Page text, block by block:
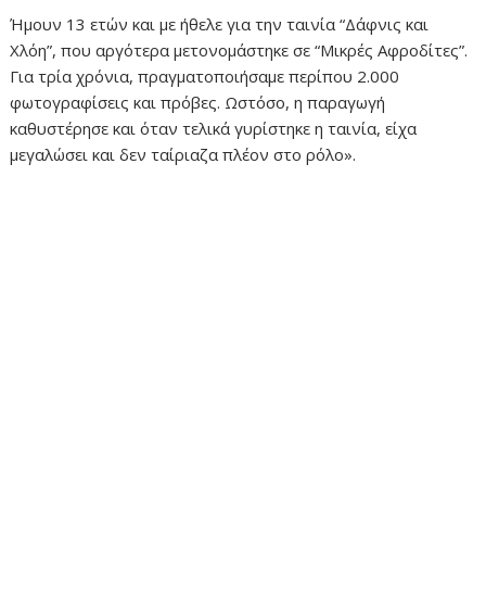
Ήμουν 13 ετών και με ήθελε για την ταινία “Δάφνις και
Χλόη”, που αργότερα μετονομάστηκε σε “Μικρές Αφροδίτες”.
Για τρία χρόνια, πραγματοποιήσαμε περίπου 2.000
φωτογραφίσεις και πρόβες. Ωστόσο, η παραγωγή
καθυστέρησε και όταν τελικά γυρίστηκε η ταινία, είχα
μεγαλώσει και δεν ταίριαζα πλέον στο ρόλο».